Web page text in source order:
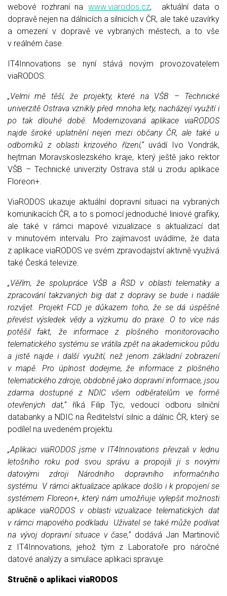
webové rozhraní nawww.viarodos.cz, aktuální data o
dopravě nejen na dálnicích a silnicích v ČR, ale také uzavírky
a omezení v dopravě ve vybraných městech, a to vše
v reálném čase.
IT4Innovations se nyní stává novým provozovatelem
viaRODOS.
„Velmi mě těší, že projekty, které na VŠB – Technické
univerzitě Ostrava vznikly před mnoha lety, nacházejí využití i
po tak dlouhé době. Modernizovaná aplikace viaRODOS
najde široké uplatnění nejen mezi občany ČR, ale také u
odborníků z oblasti krizového řízení,“ uvádí Ivo Vondrák,
hejtman Moravskoslezského kraje, který ještě jako rektor
VŠB – Technické univerzity Ostrava stál u zrodu aplikace
Floreon+.
ViaRODOS ukazuje aktuální dopravní situaci na vybraných
komunikacích ČR, a to s pomocí jednoduché liniové grafiky,
ale také v rámci mapové vizualizace s aktualizací dat
v minutovém intervalu. Pro zajímavost uvádíme, že data
z aplikace viaRODOS ve svém zpravodajství aktivně využívá
také Česká televize.
„Věřím, že spolupráce VŠB a ŘSD v oblasti telematiky a
zpracování takzvaných big dat z dopravy se bude i nadále
rozvíjet. Projekt FCD je důkazem toho, že se dá úspěšně
převést výsledek vědy a výzkumu do praxe. O to více nás
potěšil fakt, že informace z plošného monitorovacího
telematického systému se vrátila zpět na akademickou půdu
a jistě najde i další využití, než jenom základní zobrazení
v mapě. Pro úplnost dodejme, že informace z plošného
telematického zdroje, obdobně jako dopravní informace, jsou
zdarma dostupné z NDIC všem odběratelům ve formě
otevřených dat,“ říká Filip Týc, vedoucí odboru silniční
databanky a NDIC na Ředitelství silnic a dálnic ČR, který se
podílel na uvedeném projektu.
„Aplikaci viaRODOS jsme v IT4Innovations převzali v lednu
letošního roku pod svou správu a propojili ji s novými
datovými zdroji Národního dopravního informačního
systému. V rámci aktualizace aplikace došlo i k propojení se
systémem Floreon+, který nám umožňuje vylepšit možnosti
aplikace viaRODOS v oblasti vizualizace telematických dat
v rámci mapového podkladu. Uživatel se také může podívat
na vývoj dopravní situace v čase,“ dodává Jan Martinovič
z IT4Innovations, jehož tým z Laboratoře pro náročné
datové analýzy a simulace aplikaci spravuje.
Stručně o aplikaci viaRODOS